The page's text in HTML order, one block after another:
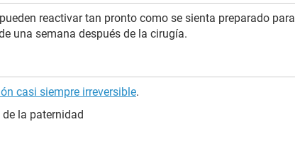
reactivar tan pronto como se sienta preparado para
una semana después de la cirugía.
casi siempre irreversible.
la paternidad